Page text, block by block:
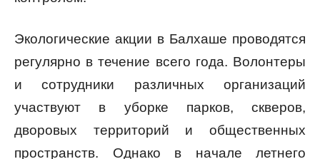
Экологические акции в Балхаше проводятся
регулярно в течение всего года. Волонтеры
и сотрудники различных организаций
участвуют в уборке парков, скверов,
дворовых территорий и общественных
пространств. Однако в начале летнего